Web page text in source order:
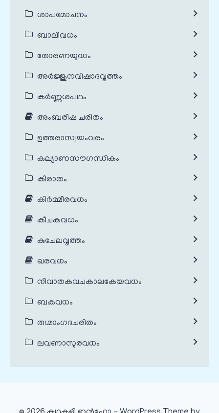
ശാപമോചനം
ബാലിവധം
തോരണയുദ്ധം
അർജ്ജുനവിഷാദവൃത്തം
കർണ്ണശപഥം
അംബരീഷ ചരിതം
ഉത്തരാസ്വയംവരം
കല്യാണസൗഗന്ധികം
കിരാതം
കിർമ്മീരവധം
കീചകവധം
കുചേലവൃത്തം
ഖരവധം
നിവാതകവചകാലകേയവധം
ബകവധം
രുഗ്മാംഗദചരിതം
ലവണാസുരവധം